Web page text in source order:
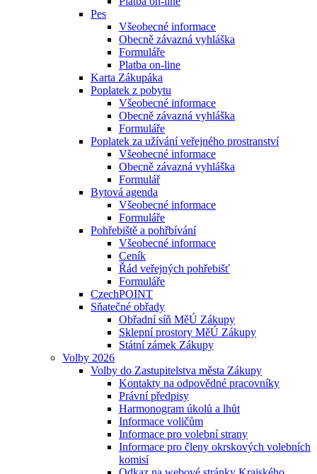
Pes
Všeobecné informace
Obecně závazná vyhláška
Formuláře
Platba on-line
Karta Zákupáka
Poplatek z pobytu
Všeobecné informace
Obecně závazná vyhláška
Formuláře
Poplatek za užívání veřejného prostranství
Všeobecné informace
Obecně závazná vyhláška
Formulář
Bytová agenda
Všeobecné informace
Formuláře
Pohřebiště a pohřbívání
Všeobecné informace
Ceník
Řád veřejných pohřebišť
Formuláře
CzechPOINT
Sňatečné obřady
Obřadní síň MěÚ Zákupy
Sklepní prostory MěÚ Zákupy
Státní zámek Zákupy
Volby 2026
Volby do Zastupitelstva města Zákupy
Kontakty na odpovědné pracovníky
Právní předpisy
Harmonogram úkolů a lhůt
Informace voličům
Informace pro volební strany
Informace pro členy okrskových volebních
komisí